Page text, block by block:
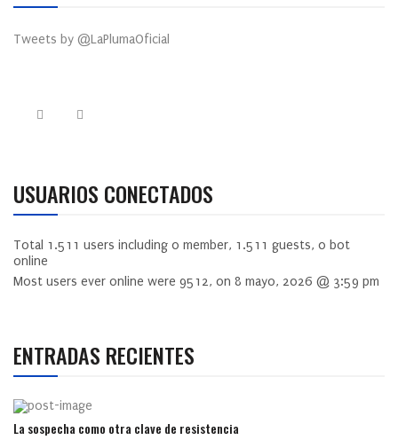
Tweets by @LaPlumaOficial
USUARIOS CONECTADOS
Total 1.511 users including 0 member, 1.511 guests, 0 bot
online
Most users ever online were 9512, on 8 mayo, 2026 @ 3:59 pm
ENTRADAS RECIENTES
La sospecha como otra clave de resistencia